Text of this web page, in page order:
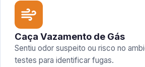
Caça Vazamento de Gás
Sentiu odor suspeito ou risco no
testes para identificar fugas.